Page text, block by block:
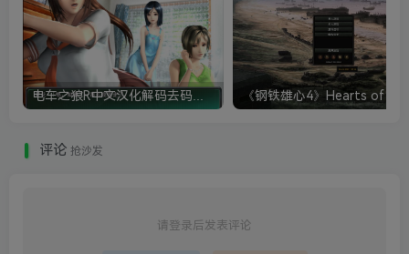
评论 抢沙发
请登录后发表评论